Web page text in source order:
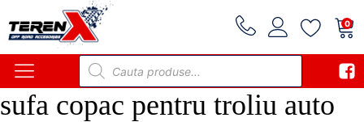
0
Products
search
sufa copac pentru troliu auto